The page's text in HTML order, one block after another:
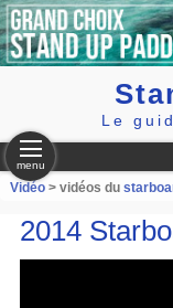
Le
menu
Vidéo> vidéos du
2014